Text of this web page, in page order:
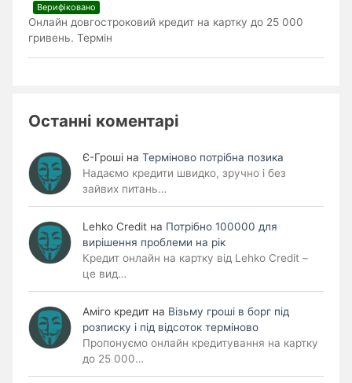
Верифіковано
Онлайн довгостроковий кредит на картку до 25 000
гривень. Термін
Останні коментарі
Є-Гроші на Терміново потрібна позика
Надаємо кредити швидко, зручно і без
зайвих питань…
Lehko Сredit на Потрібно 100000 для
вирішення проблеми на рік
Кредит онлайн на картку від Lehko Credit –
це вид…
Аміго кредит на Візьму гроші в борг під
розписку і під відсоток терміново
Пропонуємо онлайн кредитування на картку
до 25 000…